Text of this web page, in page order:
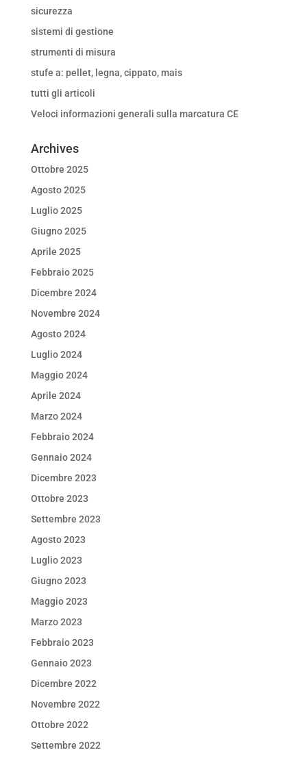
sicurezza
sistemi di gestione
strumenti di misura
stufe a: pellet, legna, cippato, mais
tutti gli articoli
Veloci informazioni generali sulla marcatura CE
Archives
Ottobre 2025
Agosto 2025
Luglio 2025
Giugno 2025
Aprile 2025
Febbraio 2025
Dicembre 2024
Novembre 2024
Agosto 2024
Luglio 2024
Maggio 2024
Aprile 2024
Marzo 2024
Febbraio 2024
Gennaio 2024
Dicembre 2023
Ottobre 2023
Settembre 2023
Agosto 2023
Luglio 2023
Giugno 2023
Maggio 2023
Marzo 2023
Febbraio 2023
Gennaio 2023
Dicembre 2022
Novembre 2022
Ottobre 2022
Settembre 2022